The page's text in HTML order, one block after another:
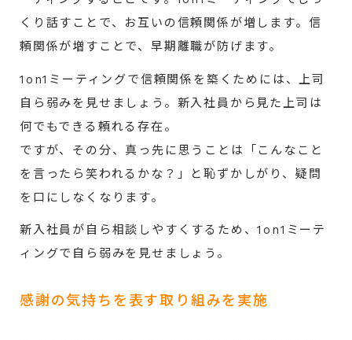
くり話すことで、お互いの信頼関係が増します。信
頼関係が増すことで、早期離職が防げます。
1on1ミーティングで信頼関係を築くためには、上司
自ら弱みを見せましょう。新入社員から見た上司は
何でもできる頼れる存在。
ですが、その分、真っ先に思うことは「こんなこと
を言ったら笑われるかな？」と恥ずかしがり、疑問
を口にしなくなります。
新入社員が自ら相談しやすくするため、1on1ミーテ
ィングで自ら弱みを見せましょう。
感謝の気持ちを表す取り組みを実施